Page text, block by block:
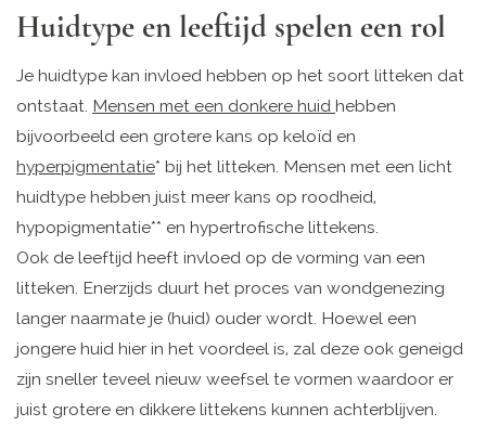
Huidtype en leeftijd spelen een rol
Je huidtype kan invloed hebben op het soort litteken dat
ontstaat. Mensen met een donkere huid hebben
bijvoorbeeld een grotere kans op keloïd en
hyperpigmentatie* bij het litteken. Mensen met een licht
huidtype hebben juist meer kans op roodheid,
hypopigmentatie** en hypertrofische littekens.
Ook de leeftijd heeft invloed op de vorming van een
litteken. Enerzijds duurt het proces van wondgenezing
langer naarmate je (huid) ouder wordt. Hoewel een
jongere huid hier in het voordeel is, zal deze ook geneigd
zijn sneller teveel nieuw weefsel te vormen waardoor er
juist grotere en dikkere littekens kunnen achterblijven.